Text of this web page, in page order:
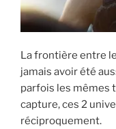
La frontière entre
jamais avoir été
parfois les mêmes
capture, ces 2
réciproquement.